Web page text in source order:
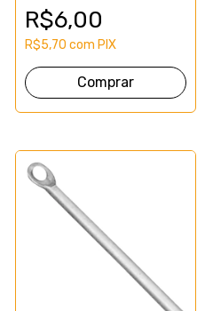
R$6,00
R$5,70 com PIX